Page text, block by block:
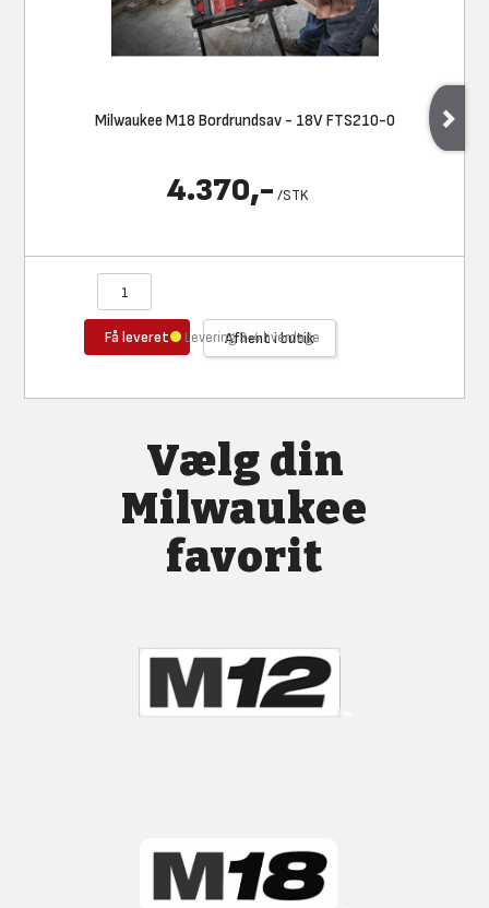
Milwaukee M18 Bordrundsav - 18V FTS210-0
4.370,- /STK
Få leveret Afhent i butik
Levering 3-4 hverdage
Vælg din
Milwaukee
favorit